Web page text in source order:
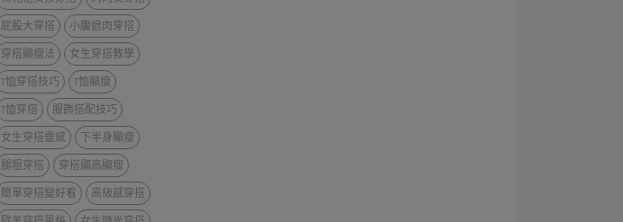
屁股大穿搭
小腹遮肉穿搭
穿搭顯瘦法
女生穿搭教學
T恤穿搭技巧
T恤顯瘦
T恤穿搭
服飾搭配技巧
女生穿搭靈感
下半身顯瘦
腿粗穿搭
穿搭顯高顯瘦
簡單穿搭變好看
高級感穿搭